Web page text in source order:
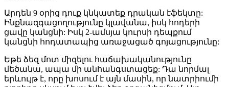
Արդեն 9 օրից դուք կնկատեք դրական էֆեկտը:
Ինքնազգացողությունը կլավանա, իսկ հոդերի
ցավը կանցնի: Իսկ 2-ամսյա կուրսի դեպքում
կանցնի հոդատապից առաջացած գոյացությունը:
Եթե ձեզ մոտ միզելու հաճախականությունը
մեծանա, ապա մի անհանգստացեք: Դա նորմալ
երևույթ է, որը խոսում է այն մասին, որ նատրիումի